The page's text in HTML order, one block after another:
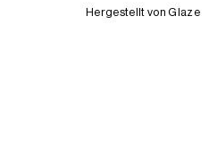
Hergestellt vonGlaze